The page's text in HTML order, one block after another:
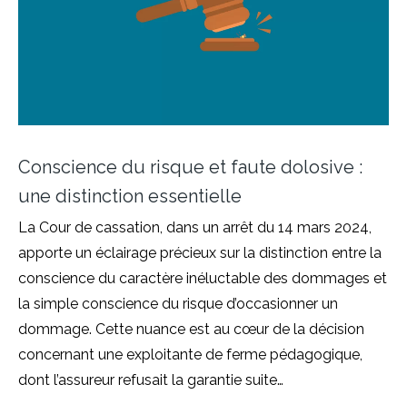
Conscience du risque et faute dolosive :
une distinction essentielle
La Cour de cassation, dans un arrêt du 14 mars 2024,
apporte un éclairage précieux sur la distinction entre la
conscience du caractère inéluctable des dommages et
la simple conscience du risque d’occasionner un
dommage. Cette nuance est au cœur de la décision
concernant une exploitante de ferme pédagogique,
dont l’assureur refusait la garantie suite…